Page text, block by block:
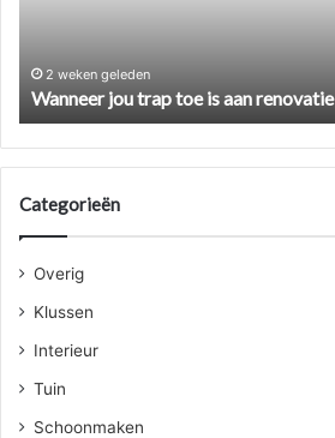
2 weken geleden
Wanneer jou trap toe is aan renovatie
Categorieën
Overig
Klussen
Interieur
Tuin
Schoonmaken